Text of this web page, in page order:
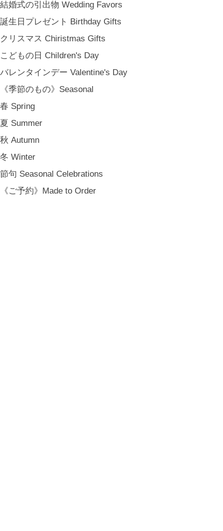
結婚式の引出物 Wedding Favors
誕生日プレゼント Birthday Gifts
クリスマス Chiristmas Gifts
こどもの日 Children's Day
バレンタインデー Valentine's Day
《季節のもの》Seasonal
春 Spring
夏 Summer
秋 Autumn
冬 Winter
節句 Seasonal Celebrations
《ご予約》Made to Order